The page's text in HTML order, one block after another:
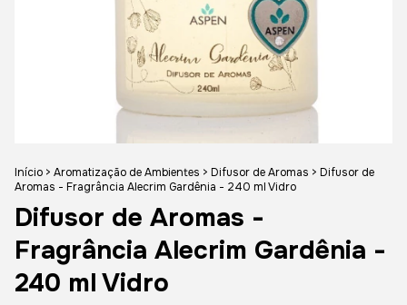
Início > Aromatização de Ambientes > Difusor de Aromas > Difusor de
Aromas - Fragrância Alecrim Gardênia - 240 ml Vidro
Difusor de Aromas -
Fragrância Alecrim Gardênia -
240 ml Vidro